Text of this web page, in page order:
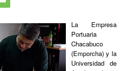
La Empresa
Portuaria
Chacabuco
(Emporcha) y la
Universidad de